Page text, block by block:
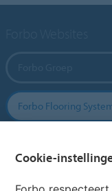
Forbo Flooring
Cookie-